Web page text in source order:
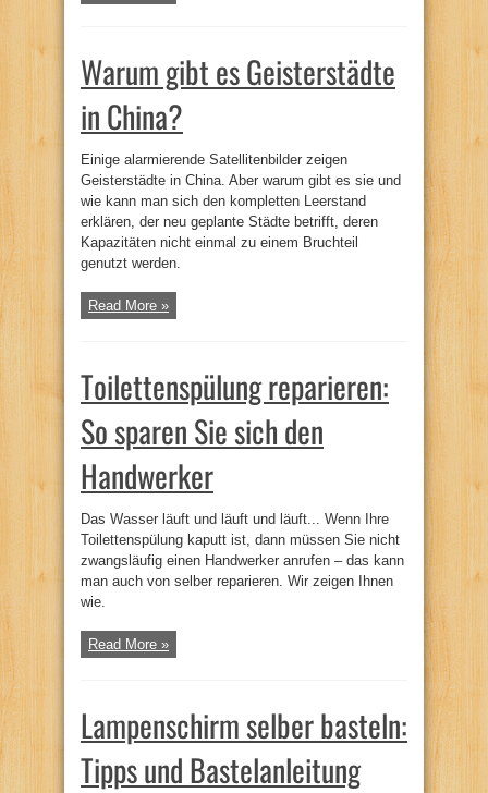
Warum gibt es Geisterstädte
in China?
Einige alarmierende Satellitenbilder zeigen
Geisterstädte in China. Aber warum gibt es sie und
wie kann man sich den kompletten Leerstand
erklären, der neu geplante Städte betrifft, deren
Kapazitäten nicht einmal zu einem Bruchteil
genutzt werden.
Read More »
Toilettenspülung reparieren:
So sparen Sie sich den
Handwerker
Das Wasser läuft und läuft und läuft... Wenn Ihre
Toilettenspülung kaputt ist, dann müssen Sie nicht
zwangsläufig einen Handwerker anrufen – das kann
man auch von selber reparieren. Wir zeigen Ihnen
wie.
Read More »
Lampenschirm selber basteln:
Tipps und Bastelanleitung